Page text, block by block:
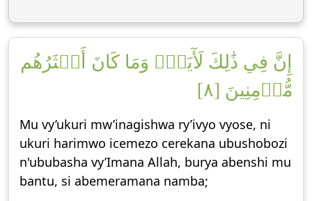
إِنَّ فِي ذَٰلِكَ لَأٓيَةٗۖ وَمَا كَانَ أَكۡثَرُهُم
مُّؤۡمِنِينَ [٨]
Mu vy’ukuri mw’inagishwa ry’ivyo vyose, ni
ukuri harimwo icemezo cerekana ubushobozi
n'ububasha vy’Imana Allah, burya abenshi mu
bantu, si abemeramana namba;